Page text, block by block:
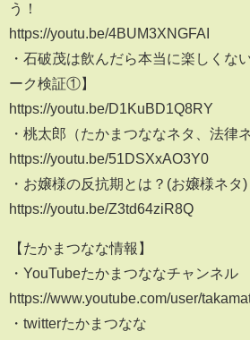
う！
https://youtu.be/4BUM3XNGFAI
・石破茂は飲んだら本当に楽しくな
ーク検証①】
https://youtu.be/D1KuBD1Q8RY
・桃太郎（たかまつななネタ、法律ネ
https://youtu.be/51DSXxAO3Y0​
・お嬢様の反抗期とは？(お嬢様ネタ)
https://youtu.be/Z3td64ziR8Q​
【たかまつなな情報】
・YouTubeたかまつななチャンネル
https://www.youtube.com/user/
・twitterたかまつなな